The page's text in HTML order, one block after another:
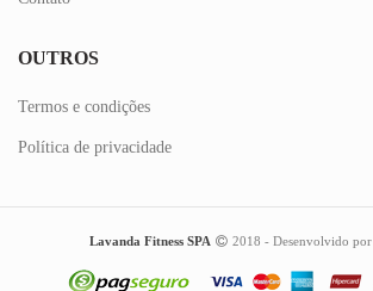
OUTROS
Termos e condições
Política de privacidade
Lavanda Fitness SPA 2018 - Desenvolvido por